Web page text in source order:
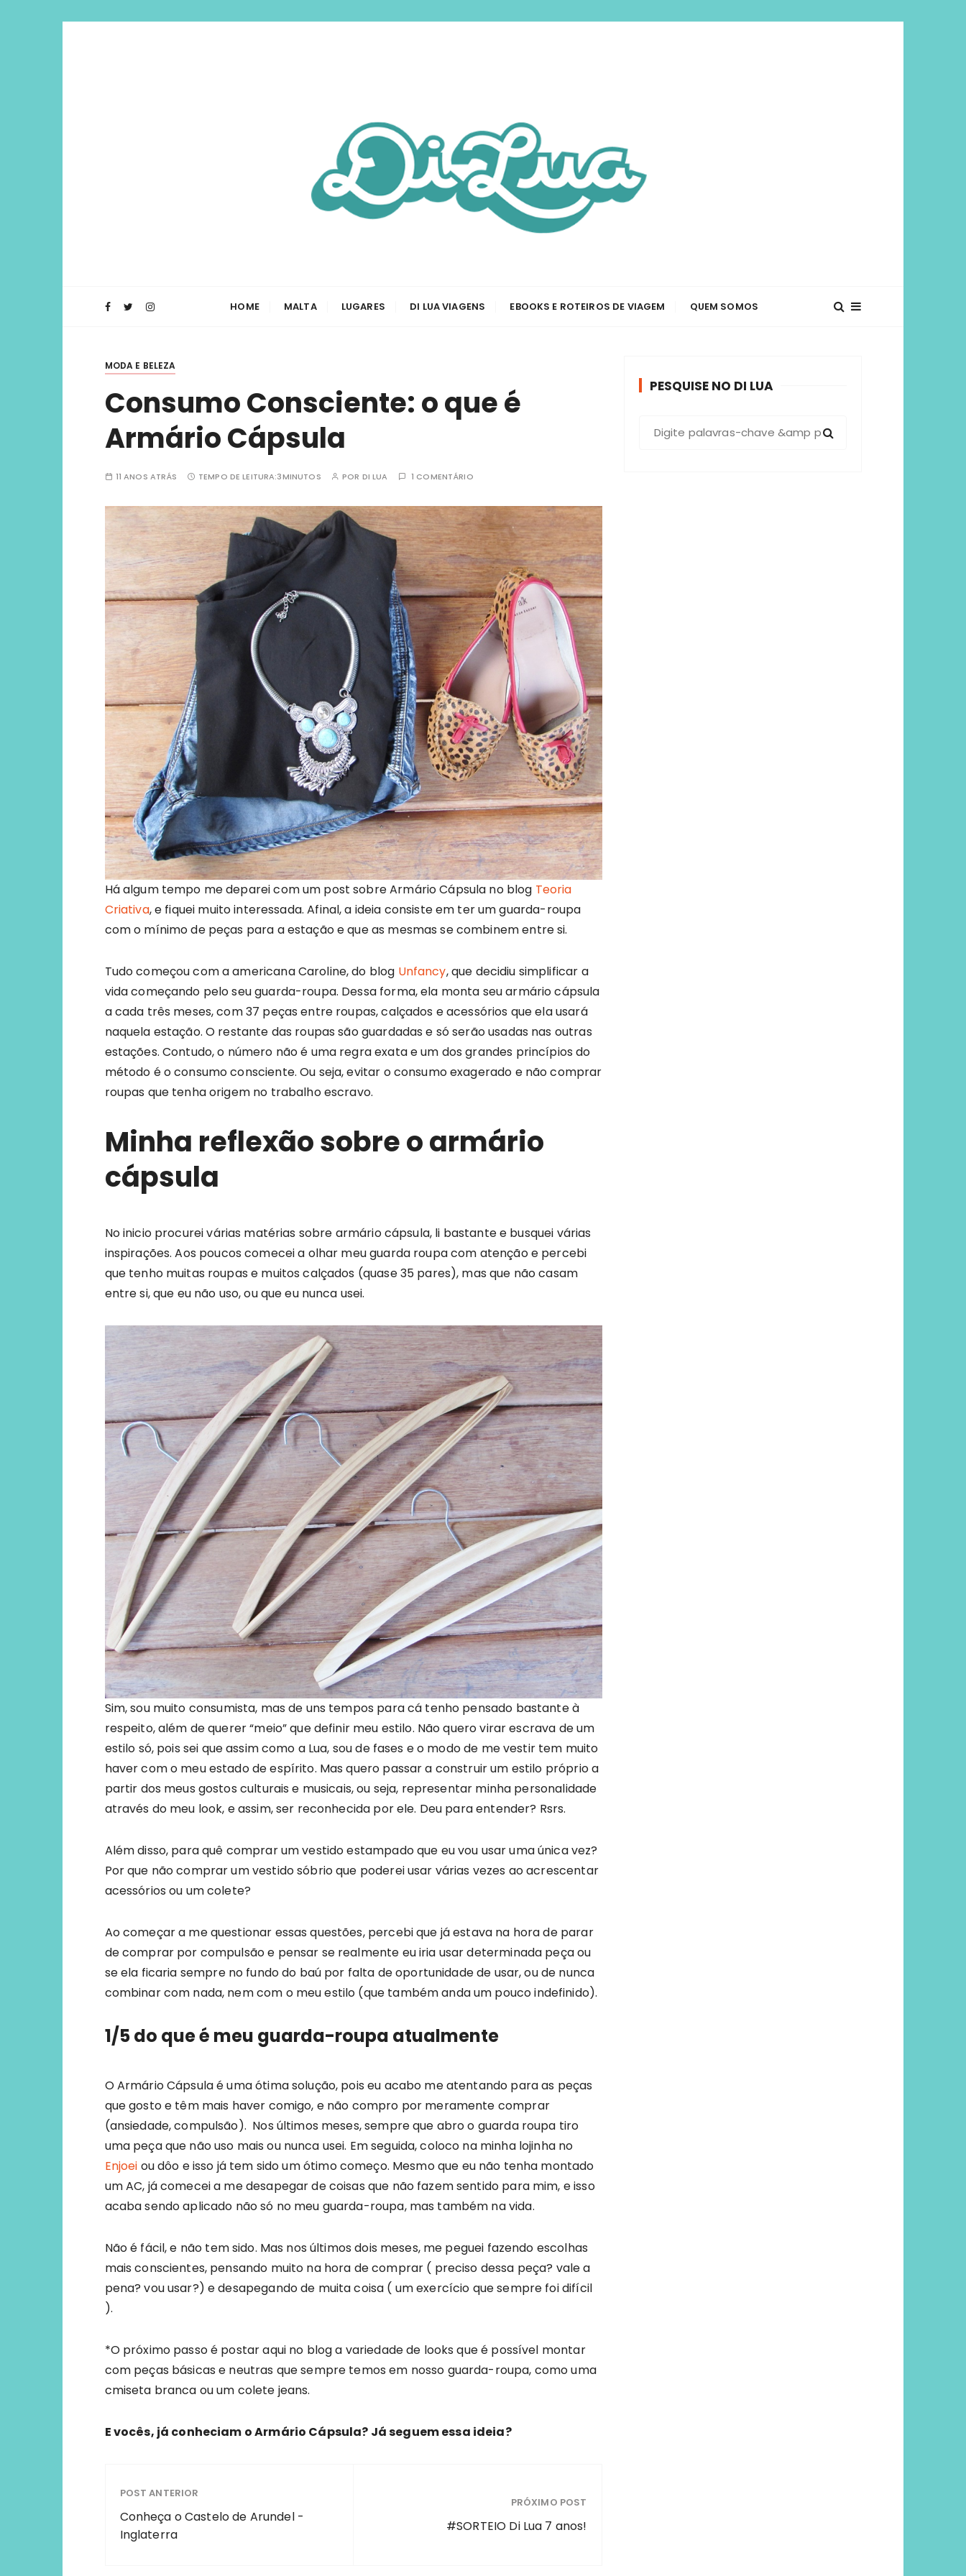
Di Lua | Inspirando você a viajar mais e
HOME MALTA LUGARES DI LUA VIAGENS EBOOKS E ROTEIROS DE VIAGEM QUEM SOMOS
MODA E BELEZA
Consumo Consciente: o que é
Armário Cápsula
11 ANOS ATRÁS TEMPO DE LEITURA:3MINUTOS POR DI LUA 1 COMENTÁRIO
Há algum tempo me deparei com um post sobre Armário Cápsula no blog Teoria
Criativa, e fiquei muito interessada. Afinal, a ideia consiste em ter um guarda-roupa
com o mínimo de peças para a estação e que as mesmas se combinem entre si.
Tudo começou com a americana Caroline, do blog Unfancy, que decidiu simplificar a
vida começando pelo seu guarda-roupa. Dessa forma, ela monta seu armário cápsula
a cada três meses, com 37 peças entre roupas, calçados e acessórios que ela usará
naquela estação. O restante das roupas são guardadas e só serão usadas nas outras
estações. Contudo, o número não é uma regra exata e um dos grandes princípios do
método é o consumo consciente. Ou seja, evitar o consumo exagerado e não comprar
roupas que tenha origem no trabalho escravo.
Minha reflexão sobre o armário
cápsula
No inicio procurei várias matérias sobre armário cápsula, li bastante e busquei várias
inspirações. Aos poucos comecei a olhar meu guarda roupa com atenção e percebi
que tenho muitas roupas e muitos calçados (quase 35 pares), mas que não casam
entre si, que eu não uso, ou que eu nunca usei.
Sim, sou muito consumista, mas de uns tempos para cá tenho pensado bastante à
respeito, além de querer “meio” que definir meu estilo. Não quero virar escrava de um
estilo só, pois sei que assim como a Lua, sou de fases e o modo de me vestir tem muito
haver com o meu estado de espírito. Mas quero passar a construir um estilo próprio a
partir dos meus gostos culturais e musicais, ou seja, representar minha personalidade
através do meu look, e assim, ser reconhecida por ele. Deu para entender? Rsrs.
Além disso, para quê comprar um vestido estampado que eu vou usar uma única vez?
Por que não comprar um vestido sóbrio que poderei usar várias vezes ao acrescentar
acessórios ou um colete?
Ao começar a me questionar essas questões, percebi que já estava na hora de parar
de comprar por compulsão e pensar se realmente eu iria usar determinada peça ou
se ela ficaria sempre no fundo do baú por falta de oportunidade de usar, ou de nunca
combinar com nada, nem com o meu estilo (que também anda um pouco indefinido).
1/5 do que é meu guarda-roupa atualmente
O Armário Cápsula é uma ótima solução, pois eu acabo me atentando para as peças
que gosto e têm mais haver comigo, e não compro por meramente comprar
(ansiedade, compulsão). Nos últimos meses, sempre que abro o guarda roupa tiro
uma peça que não uso mais ou nunca usei. Em seguida, coloco na minha lojinha no
Enjoei ou dôo e isso já tem sido um ótimo começo. Mesmo que eu não tenha montado
um AC, já comecei a me desapegar de coisas que não fazem sentido para mim, e isso
acaba sendo aplicado não só no meu guarda-roupa, mas também na vida.
Não é fácil, e não tem sido. Mas nos últimos dois meses, me peguei fazendo escolhas
mais conscientes, pensando muito na hora de comprar ( preciso dessa peça? vale a
pena? vou usar?) e desapegando de muita coisa ( um exercício que sempre foi difícil
).
*O próximo passo é postar aqui no blog a variedade de looks que é possível montar
com peças básicas e neutras que sempre temos em nosso guarda-roupa, como uma
cmiseta branca ou um colete jeans.
E vocês, já conheciam o Armário Cápsula? Já seguem essa ideia?
POST ANTERIOR
Conheça o Castelo de Arundel -
Inglaterra
PRÓXIMO POST
#SORTEIO Di Lua 7 anos!
PESQUISE NO DI LUA